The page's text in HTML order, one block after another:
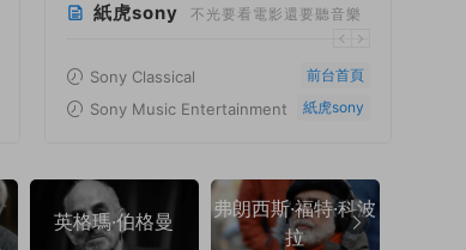
紙虎sony 不光要看電影還要聽音樂
Sony Classical 前台首頁
Sony Music Entertainment 紙虎sony
英格瑪·伯格曼
弗朗西斯·福特·科波
拉